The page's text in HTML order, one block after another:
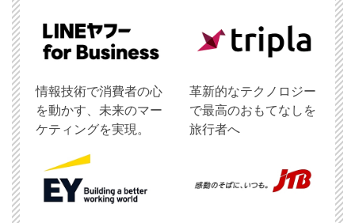
情報技術で消費者の心
を動かす、未来のマー
ケティングを実現。
革新的なテクノロジー
で最高のおもてなしを
旅行者へ